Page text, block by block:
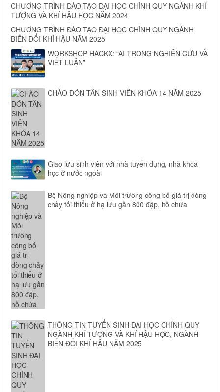
CHƯƠNG TRÌNH ĐÀO TẠO ĐẠI HỌC CHÍNH QUY NGÀNH KHÍ
TƯỢNG VÀ KHÍ HẬU HỌC NĂM 2024
CHƯƠNG TRÌNH ĐÀO TẠO ĐẠI HỌC CHÍNH QUY NGÀNH
BIẾN ĐỔI KHÍ HẬU NĂM 2025
WORKSHOP HACKX: “AI TRONG NGHIÊN CỨU VÀ
VIẾT LUẬN”
CHÀO ĐÓN TÂN SINH VIÊN KHÓA 14 NĂM 2025
Giao lưu sinh viên với nhà tuyển dụng, nhà khoa
học ở nước ngoài
Bộ Nông nghiệp và Môi trường công bố giá trị dòng
chảy tối thiểu ở hạ lưu gần 800 đập, hồ chứa
THÔNG TIN TUYỂN SINH ĐẠI HỌC CHÍNH QUY
NGÀNH KHÍ TƯỢNG VÀ KHÍ HẬU HỌC, NGÀNH
BIẾN ĐỔI KHÍ HẬU NĂM 2025